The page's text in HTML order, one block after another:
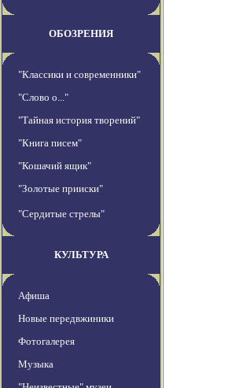
ОБОЗРЕНИЯ
"Классики и современники"
"Слово о..."
"Тайная история творений"
"Книга писем"
"Кошачий ящик"
"Золотые прииски"
"Сердитые стрелы"
КУЛЬТУРА
Афиша
Новые передвжиники
Фотогалерея
Музыка